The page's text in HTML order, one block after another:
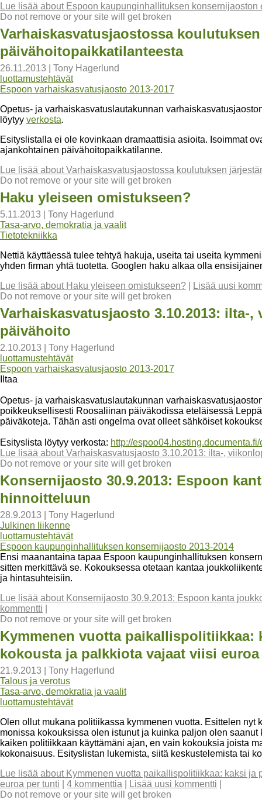
Lue lisää about Espoon kaupunginhallituksen
Do not remove or your site will get broken
Varhaiskasvatusjaostossa
päivähoitopaikkatilanteesta
26.11.2013
Tony Hagerlund
luottamustehtävät
Espoon varhaiskasvatusjaosto 2013-2017
Opetus- ja varhaiskasvatuslautakunnan
löytyy verkosta.
Esityslistalla ei ole kovinkaan dramaattisia asioita. Isoimmat
ajankohtainen päivähoitopaikkatilanne.
Lue lisää about Varhaiskasvatusjaostossa koulutuksen
Do not remove or your site will get broken
Haku yleiseen omistukseen?
5.11.2013
Tony Hagerlund
Tasa-arvo, demokratia ja vaalit
Tietotekniikka
Nettiä käyttäessä tulee tehtyä hakuja, useita tai useita
yhden firman yhtä tuotetta. Googlen haku alkaa olla
Lue lisää about Haku yleiseen omistukseen?
Lisää uusi
Do not remove or your site will get broken
Varhaiskasvatusjaosto 3.10.2013:
päivähoito
2.10.2013
Tony Hagerlund
luottamustehtävät
Espoon varhaiskasvatusjaosto 2013-2017
Iltaa
Opetus- ja varhaiskasvatuslautakunnan
poikkeuksellisesti Roosaliinan päiväkodissa eteläisessä
päiväkoteja. Tähän asti ongelma ovat olleet sähköiset
Esityslista löytyy verkosta: http://
Lue lisää about Varhaiskasvatusjaosto 3.10.2013: ilta-,
Do not remove or your site will get broken
Konsernijaosto 30.9.2013: Espoon
hinnoitteluun
28.9.2013
Tony Hagerlund
Julkinen liikenne
luottamustehtävät
Espoon kaupunginhallituksen konsernijaosto 2013-2014
Ensi maanantaina tapaa Espoon kaupunginhallituksen
sitten merkittävä se. Kokouksessa otetaan kantaa
ja hintasuhteisiin.
Lue lisää about Konsernijaosto 30.9.2013: Espoon kanta
kommentti
Do not remove or your site will get broken
Kymmenen vuotta
kokousta ja palkkiota vajaat viisi
21.9.2013
Tony Hagerlund
Talous ja verotus
Tasa-arvo, demokratia ja vaalit
luottamustehtävät
Olen ollut mukana politiikassa kymmenen vuotta. Esittelen
monissa kokouksissa olen istunut ja kuinka paljon olen
kaiken politiikkaan käyttämäni ajan, en vain kokouksia joista
kokonaisuus. Esityslistan lukemista, siitä keskustelemista tai
Lue lisää about Kymmenen vuotta paikallispolitiikkaa: kaksi
euroa per tunti
4 kommenttia Lisää uusi kommentti
Do not remove or your site will get broken